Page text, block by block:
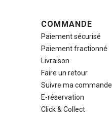
COMMANDE
Paiement sécurisé
Paiement fractionné
Livraison
Faire un retour
Suivre ma commande
E-réservation
Click & Collect